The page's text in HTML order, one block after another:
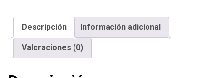
1/4'
Descripción Información adicional
Valoraciones (0)